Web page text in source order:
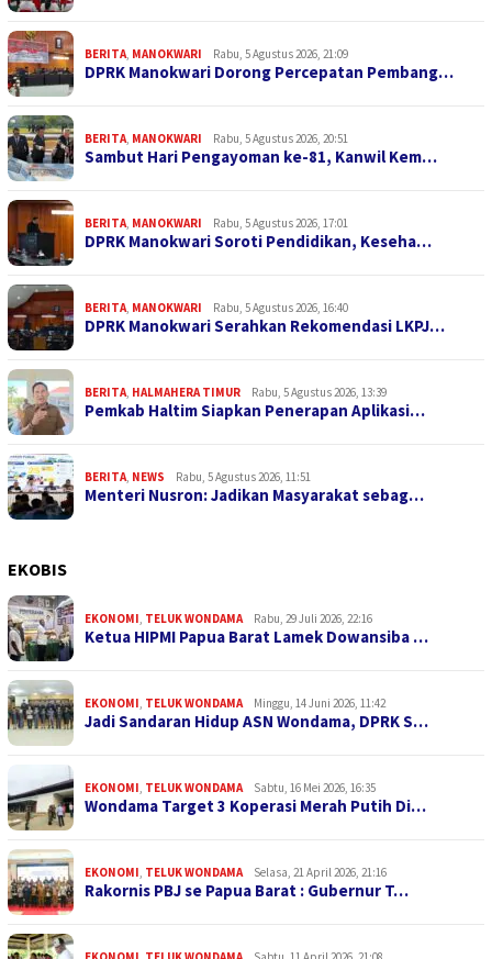
BERITA, MANOKWARI Rabu, 5 Agustus 2026, 21:09
DPRK Manokwari Dorong Percepatan Pembang…
BERITA, MANOKWARI Rabu, 5 Agustus 2026, 20:51
Sambut Hari Pengayoman ke-81, Kanwil Kem…
BERITA, MANOKWARI Rabu, 5 Agustus 2026, 17:01
DPRK Manokwari Soroti Pendidikan, Keseha…
BERITA, MANOKWARI Rabu, 5 Agustus 2026, 16:40
DPRK Manokwari Serahkan Rekomendasi LKPJ…
BERITA, HALMAHERA TIMUR Rabu, 5 Agustus 2026, 13:39
Pemkab Haltim Siapkan Penerapan Aplikasi…
BERITA, NEWS Rabu, 5 Agustus 2026, 11:51
Menteri Nusron: Jadikan Masyarakat sebag…
EKOBIS
EKONOMI, TELUK WONDAMA Rabu, 29 Juli 2026, 22:16
Ketua HIPMI Papua Barat Lamek Dowansiba …
EKONOMI, TELUK WONDAMA Minggu, 14 Juni 2026, 11:42
Jadi Sandaran Hidup ASN Wondama, DPRK S…
EKONOMI, TELUK WONDAMA Sabtu, 16 Mei 2026, 16:35
Wondama Target 3 Koperasi Merah Putih Di…
EKONOMI, TELUK WONDAMA Selasa, 21 April 2026, 21:16
Rakornis PBJ se Papua Barat : Gubernur T…